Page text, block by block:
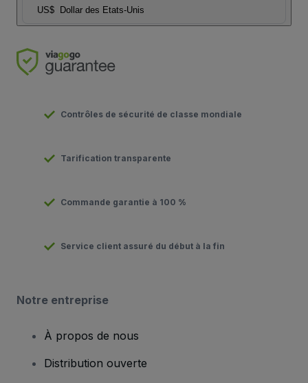
US$ Dollar des Etats-Unis
Contrôles de sécurité de classe mondiale
Tarification transparente
Commande garantie à 100 %
Service client assuré du début à la fin
Notre entreprise
À propos de nous
Distribution ouverte